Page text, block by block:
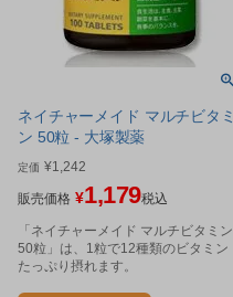
ネイチャーメイド マルチビタミ
ン 50粒 - 大塚製薬
定価 ¥1,242
販売価格 ¥1,179税込
「ネイチャーメイド マルチビタミン
50粒」は、1粒で12種類のビタミン
たっぷり摂れます。